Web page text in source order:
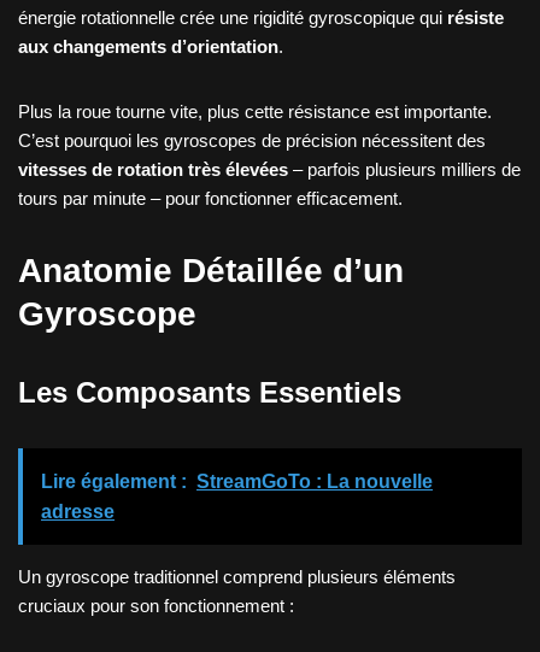
énergie rotationnelle crée une rigidité gyroscopique qui résiste
aux changements d’orientation.
Plus la roue tourne vite, plus cette résistance est importante.
C’est pourquoi les gyroscopes de précision nécessitent des
vitesses de rotation très élevées – parfois plusieurs milliers de
tours par minute – pour fonctionner efficacement.
Anatomie Détaillée d’un
Gyroscope
Les Composants Essentiels
Lire également : StreamGoTo : La nouvelle
adresse
Un gyroscope traditionnel comprend plusieurs éléments
cruciaux pour son fonctionnement :